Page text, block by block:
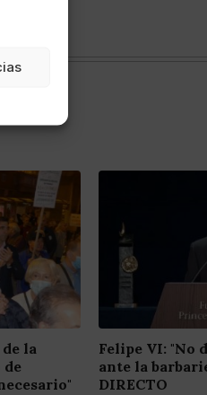
la
Felipe VI: "No
ante la
DIRECTO